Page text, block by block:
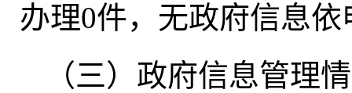
办理0件， 无政府信息
（三）政府信息管理